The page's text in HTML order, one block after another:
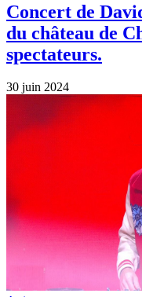
Concert de
du château de
spectateurs.
30 juin 2024